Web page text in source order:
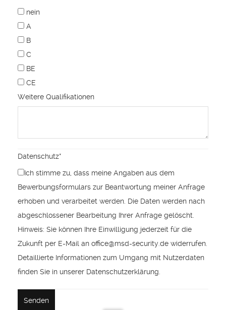
nein
A
B
C
BE
CE
Weitere Qualifikationen
Datenschutz*
Ich stimme zu, dass meine Angaben aus dem
Bewerbungsformulars zur Beantwortung meiner Anfrage
erhoben und verarbeitet werden. Die Daten werden nach
abgeschlossener Bearbeitung Ihrer Anfrage gelöscht.
Hinweis: Sie können Ihre Einwilligung jederzeit für die
Zukunft per E-Mail an office@msd-security.de widerrufen.
Detaillierte Informationen zum Umgang mit Nutzerdaten
finden Sie in unserer Datenschutzerklärung.
Senden